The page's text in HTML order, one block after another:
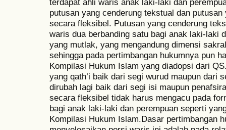
terdapat ahli waris anak laki-laki dan
putusan yang cenderung tekstual dan
secara fleksibel. Putusan yang cenderung
waris dua berbanding satu bagi anak laki-laki
yang mutlak, yang mengandung dimensi
sehingga pada pertimbangan hukumnya pun
Kompilasi Hukum Islam yang diadopsi dari
yang qath’i baik dari segi wurud maupun dari
dirubah lagi baik dari segi isi maupun
secara fleksibel tidak harus mengacu pada
bagi anak laki-laki dan perempuan seperti
Kompilasi Hukum Islam.Dasar pertimbangan